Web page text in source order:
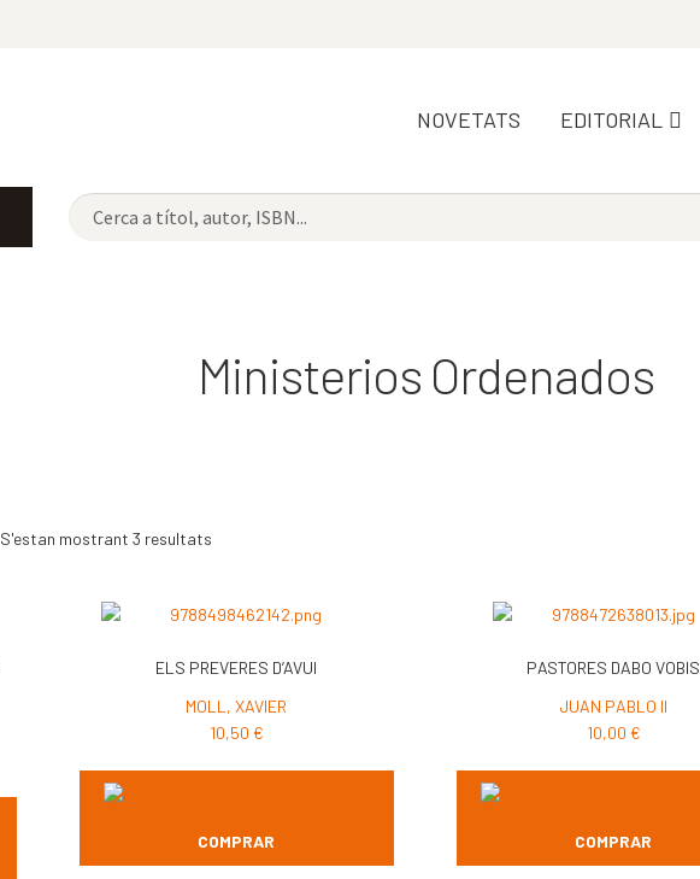
NOVETATS EDITORIAL
Ministerios Ordenados
S'estan mostrant 3 resultats
ELS PREVERES D’AVUI
MOLL, XAVIER
10,50 €
COMPRAR
PASTORES DABO VOBIS
JUAN PABLO II
10,00 €
COMPRAR